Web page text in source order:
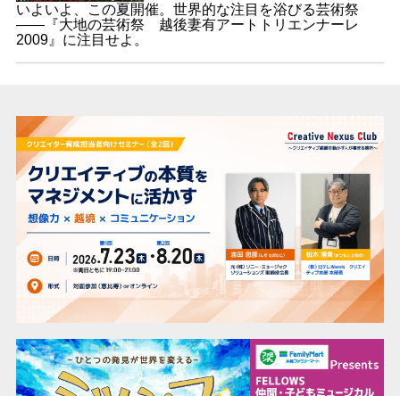
いよいよ、この夏開催。世界的な注目を浴びる芸術祭
――『大地の芸術祭 越後妻有アートトリエンナーレ
2009』に注目せよ。